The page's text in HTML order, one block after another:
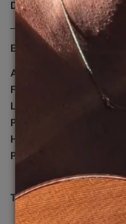
DESCRIÇÃO
Especificações
Altura da lente:
Frontal:
Largura da lente:
5.4 cm
Ponte:
Haste:
Peso:
TROCA E DEVOLUÇÃO